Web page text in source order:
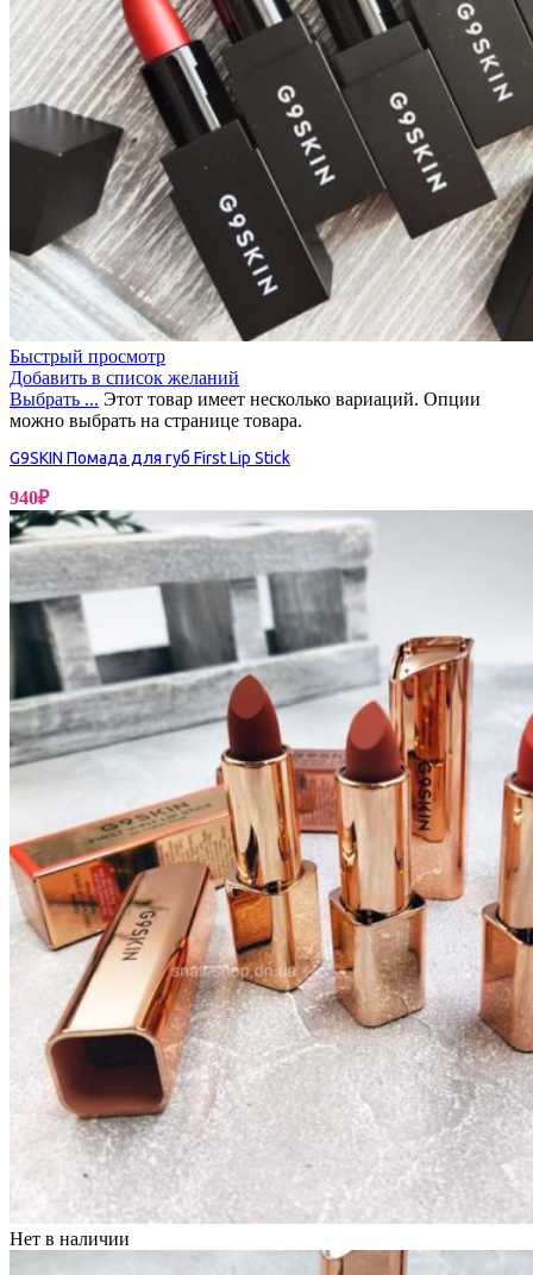
Быстрый просмотр
Добавить в список желаний
Выбрать ... Этот товар имеет несколько вариаций. Опции
можно выбрать на странице товара.
G9SKIN Помада для губ First Lip Stick
940₽
Нет в наличии